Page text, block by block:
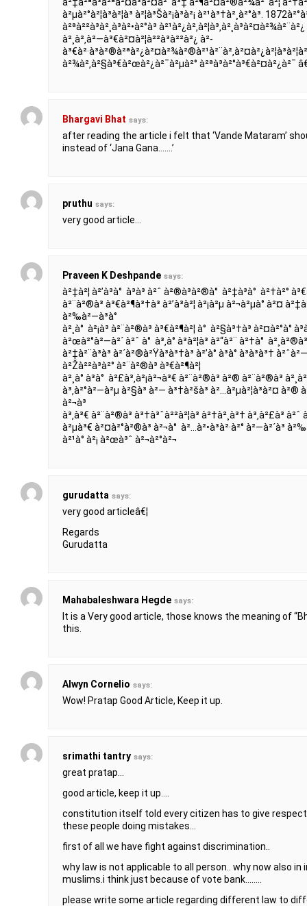
à²µà²°à²¦à³à²¦à³ à²¦à³Šà²¡à³à²¡ à²¹à³†à²¸à²°à³.
à²ªà²²à³à²¸à³à²•à²°à³
à²¸à²‚à²—à³€à²¤à²¦à²²à³à²²à²¿ à²­
à²¾à²‚à²§à³€à²œà²¿à²¯à²µà²° à²ªà³à²°à³€à²¤à²¿à²¯
Bhargavi Bhat says:
after reading the article i felt that ‘Vande Mataram’
instead of ‘Jana Gana…….’
pruthu says:
very good article…
Praveen K Deshpande says:
à²‡à²¦ à²’à³à° à³à³ à²ˆ à²®à³à²®à° à²‡à³à° à²†à²°
à²¨à²®à³ à³€à²¶à³†à³ à²’à³à²¦ à²¡à²µ à²¬à²µà° à²¤
à²‰à²—à³à°
à²¸à° à²¡à³ à²¨à²®à³ à³€à²¶à²¦ à° à²§à³†à³ à²¤à²°à°
à²œà²°à²—à²´ à²ˆ à° à³‚à° à³à²¦à³ à²“à²¨ à²†à°
à²‡à²¨à³à³ à²´à²®à²Ÿà³à³†à³ à²’à° à³à° à³à³à³†
à²Žà²²à³à²° à²¨à²®à³ à³€à²¶à²¦
à²¸à° à³à° à²£à³‚à²¡à²¬à³€ à²¨à²®à³ à²® à²¨à²®à³
à³‚à²°à²—à²µ à²§à³ à²— à³†à²šà³ à²…à²µà²¦à³à²¤ à²®
à²¬à³
à³‚à³€ à²¨à²®à³ à³†à³ˆà²²à²¦à³ à²†à²¸à³† à³‚à²£à³
à²µà³€ à²¤à²°à²®à³ à²¬à° à²…à²•à³à²·à²° à²—à²´à³
à²¹à° à²¡ à²œà³ˆ à²¬à²°à²¬
gurudatta says:
very good articleâ€¦
Regards
Gurudatta
Mahabaleshwara Hegde says:
It is a Very good article, those knows the meaning of
this.
Alwyn Cornelio says:
Wow! Pratap Good Article, Keep it up.
srimathi tantry says:
great pratap…
good article, keep it up….
constitution itself told every citizen has to give
these people doing mistakes…
first of all we have fight against discrimination..
why law is not applicable to all person.. why now also
muslims.i think just because of vote bank……..
please write some article regarding different law to